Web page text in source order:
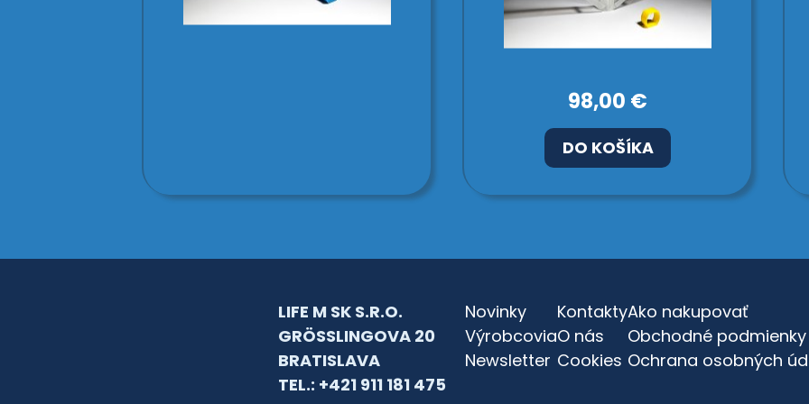
98,00 €
DO KOŠÍKA
LIFE M SK S.R.O.
GRÖSSLINGOVA 20
BRATISLAVA
TEL.: +421 911 181 475
Novinky
Výrobcovia
Newsletter
Kontakty
O nás
Cookies
Ako nakupovať
Obchodné podmienky
Ochrana osobných